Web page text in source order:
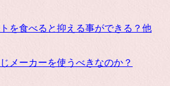
を食べると抑える事ができる？他
メーカーを使うべきなのか？